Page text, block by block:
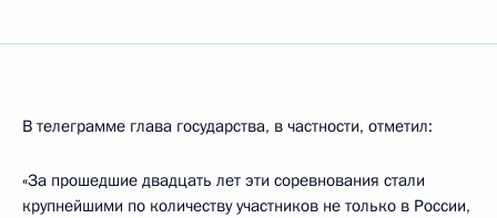
В телеграмме глава государства, в частности, отметил:
«За прошедшие двадцать лет эти соревнования стали
крупнейшими по количеству участников не только в России,